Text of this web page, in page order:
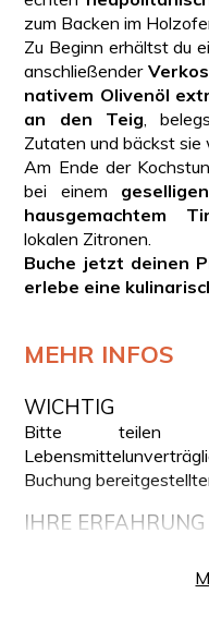
zum Backen im
Zu Beginn erhältst du
anschließender
nativem Olivenöl
an den Teig ,
Zutaten und bäckst sie
Am Ende der
bei einem
hausgemachtem
lokalen Zitronen.
Buche jetzt deinen
erlebe eine
MEHR INFOS
WICHTIG
Bitte teilen
Buchung
IHRE
Begrüßung in der